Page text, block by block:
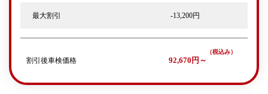
最大割引 -13,200円
割引後車検価格 92,670円～